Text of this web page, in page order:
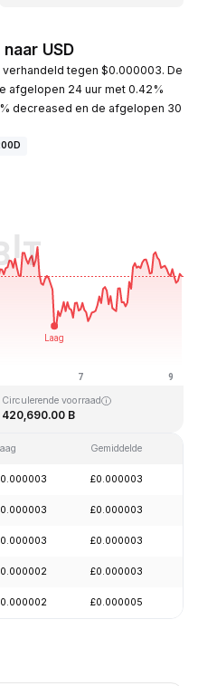
USD
verhandeld tegen $0.000003. De
afgelopen 24 uur met 0.42%
decreased en de afgelopen 30
Circulerende voorraad
420,690.00 B
Gemiddelde
£0.000003
£0.000003
£0.000003
£0.000003
£0.000005